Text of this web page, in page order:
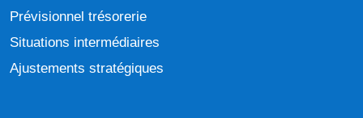
Prévisionnel trésorerie
Situations intermédiaires
Ajustements stratégiques